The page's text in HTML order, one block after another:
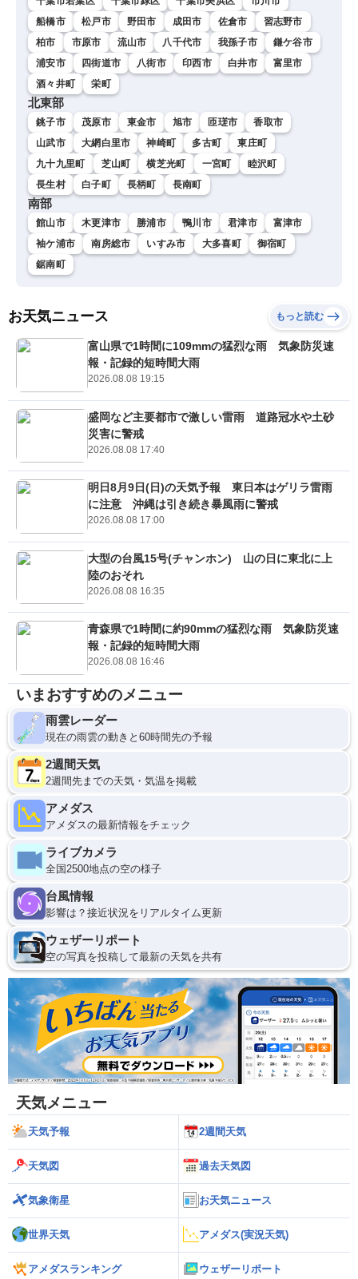
船橋市
松戸市 野田市 成田市 佐倉市
習志野市
柏市
市原市 流山市 八千代市 我孫子市
鎌ケ谷市
浦安市
四街道市 八街市 印西市 白井市
富里市
酒々井町
栄町
北東部
銚子市 茂原市 東金市 旭市 匝瑳市
香取市
山武市
大網白里市 神崎町 多古町
東庄町
九十九里町
芝山町 横芝光町 一宮町
睦沢町
長生村
白子町 長柄町 長南町
南部
館山市 木更津市 勝浦市 鴨川市 君津市
富津市
袖ケ浦市
南房総市 いすみ市 大多喜町
御宿町
鋸南町
お天気ニュース もっと読む
富山県で1時間に109mmの猛烈な雨 気象防災速
報・記録的短時間大雨
2026.08.08 19:15
盛岡など主要都市で激しい雷雨 道路冠水や土砂
災害に警戒
2026.08.08 17:40
明日8月9日(日)の天気予報 東日本はゲリラ雷雨
に注意 沖縄は引き続き暴風雨に警戒
2026.08.08 17:00
大型の台風15号(チャンホン) 山の日に東北に上
陸のおそれ
2026.08.08 16:35
青森県で1時間に約90mmの猛烈な雨 気象防災速
報・記録的短時間大雨
2026.08.08 16:46
いまおすすめのメニュー
雨雲レーダー
現在の雨雲の動きと60時間先の予報
2週間天気
2週間先までの天気・気温を掲載
アメダス
アメダスの最新情報をチェック
ライブカメラ
全国2500地点の空の様子
台風情報
影響は？接近状況をリアルタイム更新
ウェザーリポート
空の写真を投稿して最新の天気を共有
天気メニュー
天気予報 2週間天気
天気図 過去天気図
気象衛星 お天気ニュース
世界天気 アメダス(実況天気)
アメダスランキング ウェザーリポート